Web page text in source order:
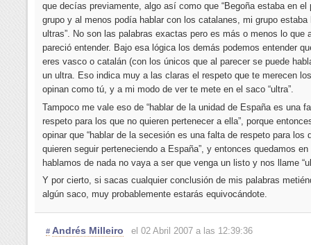
que decías previamente, algo así como que “Begoña estaba en el
grupo y al menos podía hablar con los catalanes, mi grupo estaba
ultras”. No son las palabras exactas pero es más o menos lo que
pareció entender. Bajo esa lógica los demás podemos entender
eres vasco o catalán (con los únicos que al parecer se puede
un ultra. Eso indica muy a las claras el respeto que te merecen
opinan como tú, y a mi modo de ver te mete en el saco “ultra”.
Tampoco me vale eso de “hablar de la unidad de España es una
respeto para los que no quieren pertenecer a ella”, porque
opinar que “hablar de la secesión es una falta de respeto para los
quieren seguir perteneciendo a España”, y entonces quedamos en
hablamos de nada no vaya a ser que venga un listo y nos llame
Y por cierto, si sacas cualquier conclusión de mis palabras
algún saco, muy probablemente estarás equivocándote.
# Andrés Milleiro
el 02 Abril 2007 a las 12:39:36